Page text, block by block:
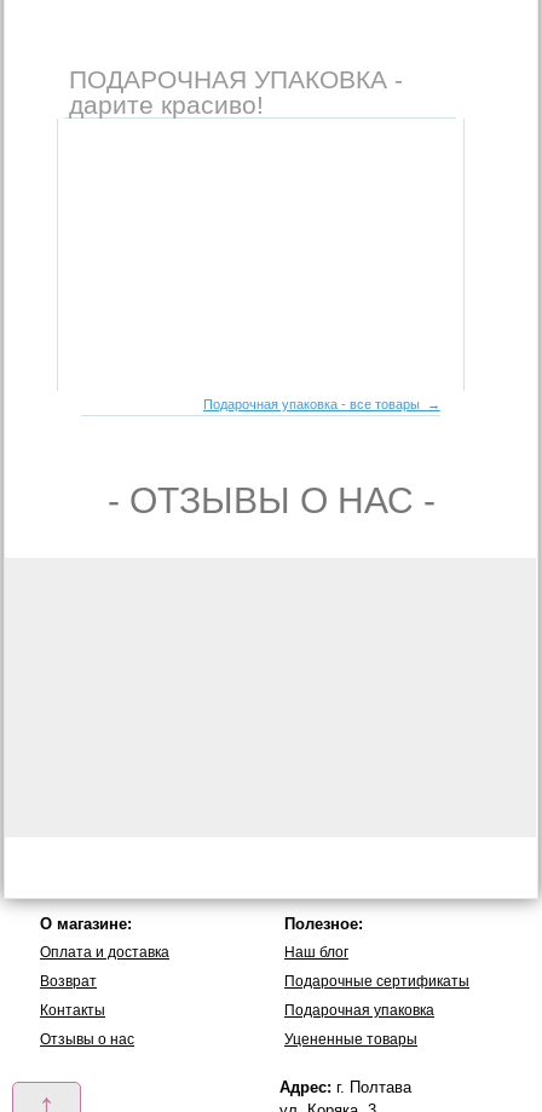
ПОДАРОЧНАЯ УПАКОВКА -
дарите красиво!
Подарочная упаковка - все товары →
- ОТЗЫВЫ О НАС -
О магазине:
Оплата и доставка
Возврат
Контакты
Отзывы о нас
Полезное:
Наш блог
Подарочные сертификаты
Подарочная упаковка
Уцененные товары
Адрес: г. Полтава